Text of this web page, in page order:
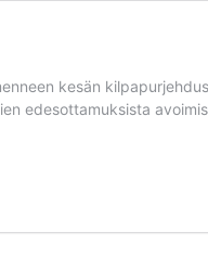
kesän
edesottamuksista